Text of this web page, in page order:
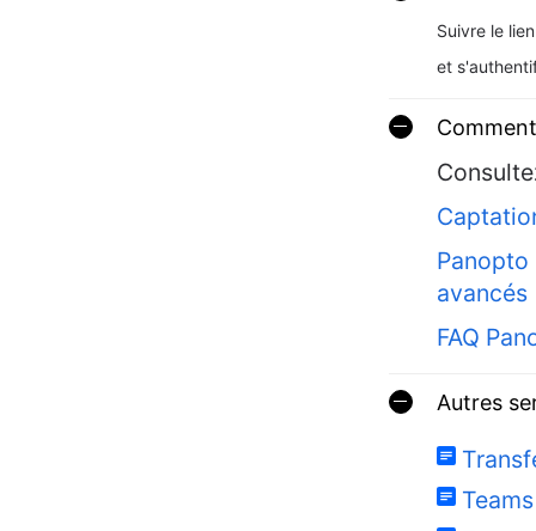
Suivre le
et
avancés
FAQ
Autres
Teams